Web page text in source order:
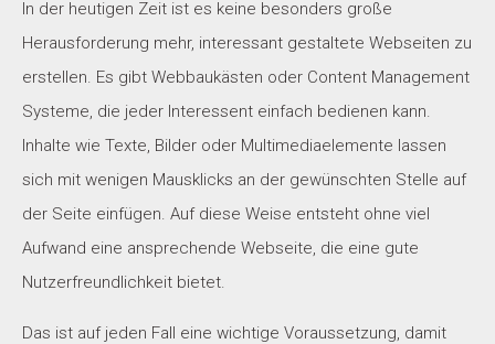
In der heutigen Zeit ist es keine besonders große
Herausforderung mehr, interessant gestaltete Webseiten zu
erstellen. Es gibt Webbaukästen oder Content Management
Systeme, die jeder Interessent einfach bedienen kann.
Inhalte wie Texte, Bilder oder Multimediaelemente lassen
sich mit wenigen Mausklicks an der gewünschten Stelle auf
der Seite einfügen. Auf diese Weise entsteht ohne viel
Aufwand eine ansprechende Webseite, die eine gute
Nutzerfreundlichkeit bietet.
Das ist auf jeden Fall eine wichtige Voraussetzung, damit